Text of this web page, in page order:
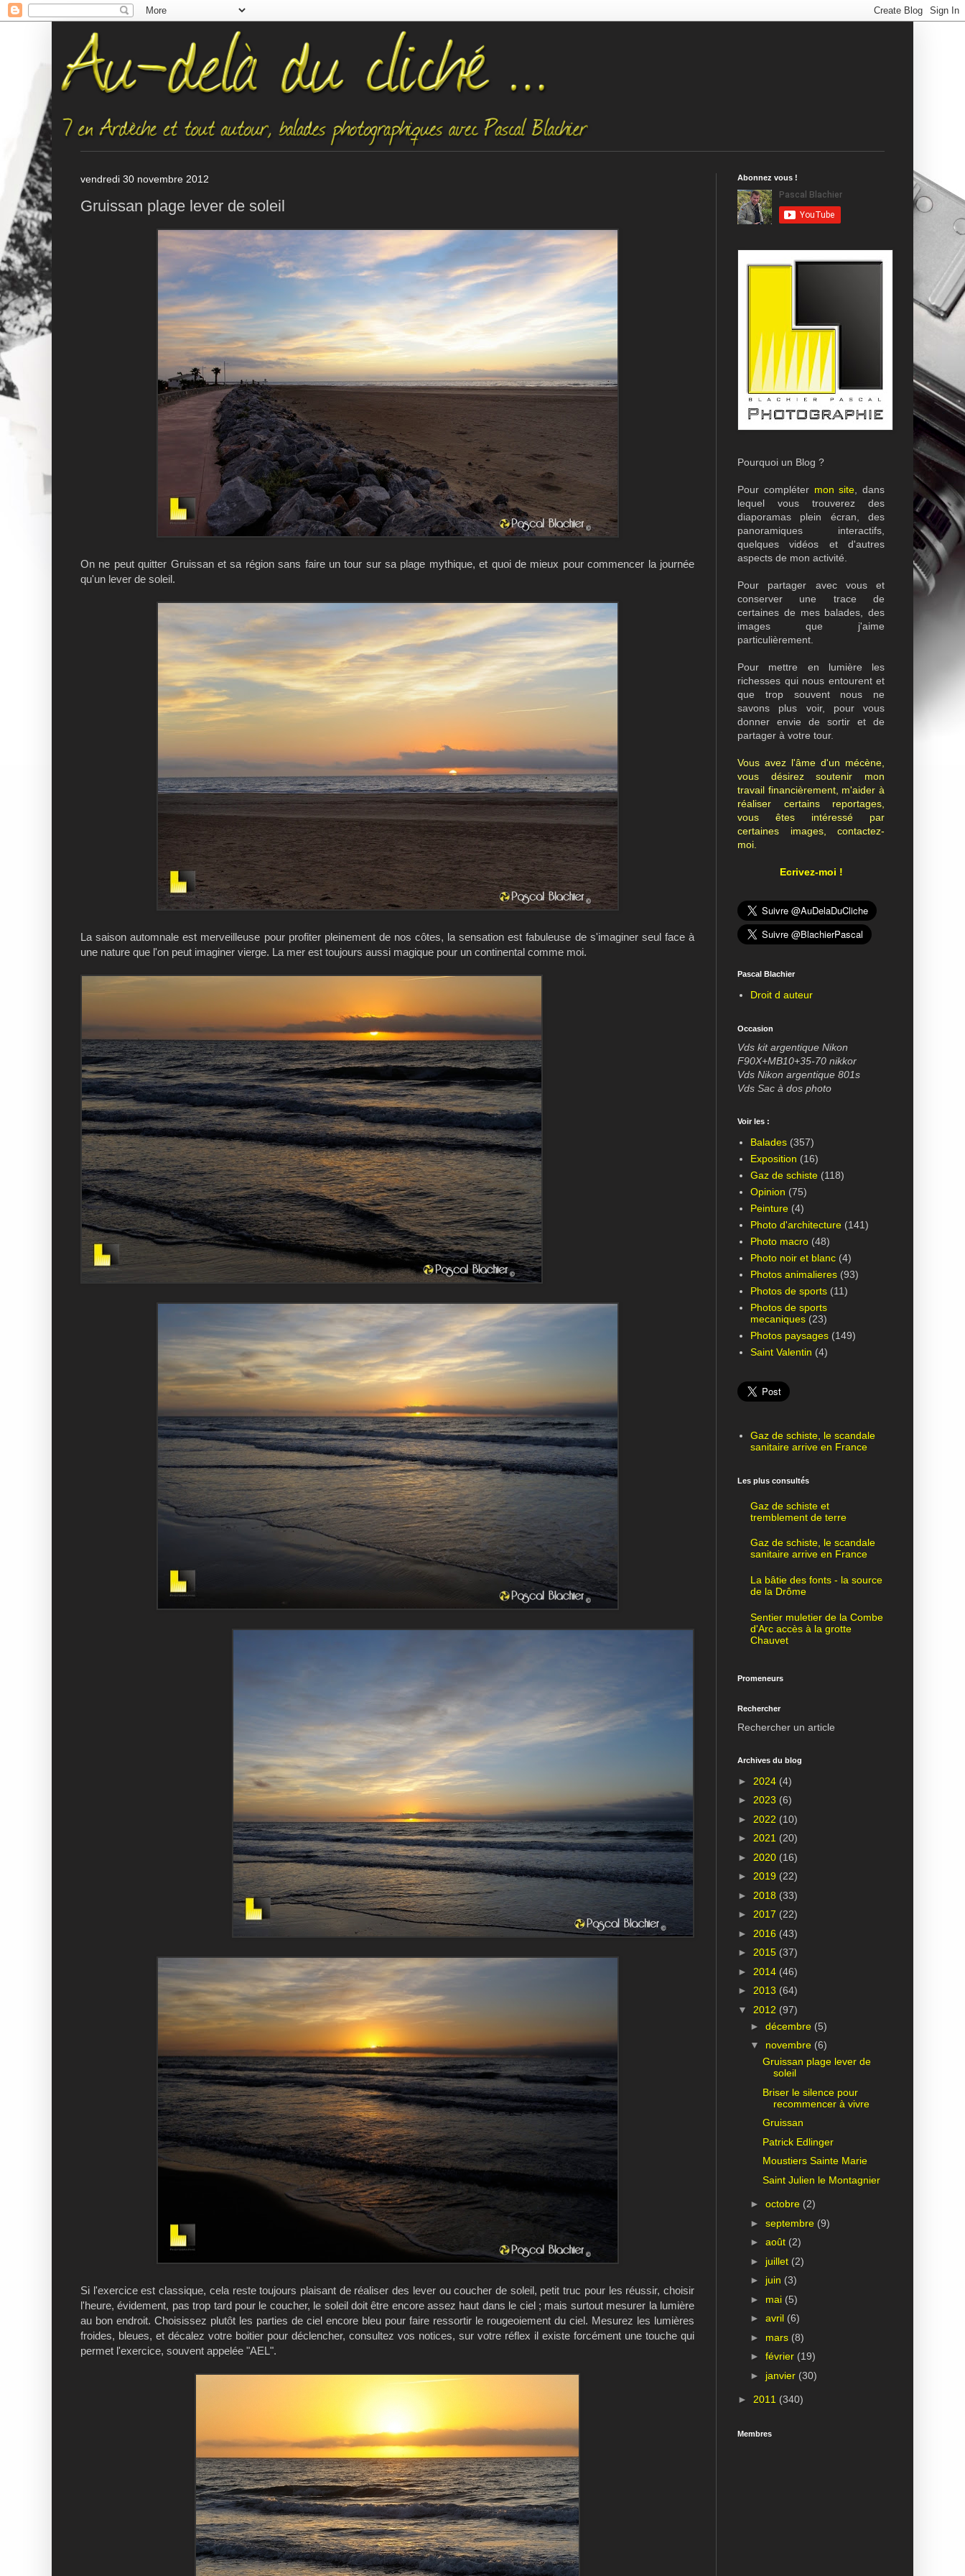
vendredi 30 novembre 2012
Gruissan plage lever de soleil
On ne peut quitter Gruissan et sa région sans faire un tour sur sa plage mythique, et quoi de mieux pour commencer la journée
qu'un lever de soleil.
La saison automnale est merveilleuse pour profiter pleinement de nos côtes, la sensation est fabuleuse de s'imaginer seul face à
une nature que l'on peut imaginer vierge. La mer est toujours aussi magique pour un continental comme moi.
Si l'exercice est classique, cela reste toujours plaisant de réaliser des lever ou coucher de soleil, petit truc pour les réussir, choisir
l'heure, évidement, pas trop tard pour le coucher, le soleil doit être encore assez haut dans le ciel ; mais surtout mesurer la lumière
au bon endroit. Choisissez plutôt les parties de ciel encore bleu pour faire ressortir le rougeoiement du ciel. Mesurez les lumières
froides, bleues, et décalez votre boitier pour déclencher, consultez vos notices, sur votre réflex il existe forcément une touche qui
permet l'exercice, souvent appelée "AEL".
Abonnez vous !
Pourquoi un Blog ?
Pour compléter mon site , dans
lequel vous trouverez des
diaporamas plein écran, des
panoramiques interactifs,
quelques vidéos et d'autres
aspects de mon activité.
Pour partager avec vous et
conserver une trace de
certaines de mes balades, des
images que j'aime
particulièrement.
Pour mettre en lumière les
richesses qui nous entourent et
que trop souvent nous ne
savons plus voir, pour vous
donner envie de sortir et de
partager à votre tour.
Vous avez l'âme d'un mécène,
vous désirez soutenir mon
travail financièrement, m'aider à
réaliser certains reportages,
vous êtes intéressé par
certaines images, contactez-
moi.
Ecrivez-moi !
Pascal Blachier
Droit d auteur
Occasion
Vds kit argentique Nikon
F90X+MB10+35-70 nikkor
Vds Nikon argentique 801s
Vds Sac à dos photo
Voir les :
Balades (357)
Exposition (16)
Gaz de schiste (118)
Opinion (75)
Peinture (4)
Photo d'architecture (141)
Photo macro (48)
Photo noir et blanc (4)
Photos animalieres (93)
Photos de sports (11)
Photos de sports
mecaniques (23)
Photos paysages (149)
Saint Valentin (4)
Gaz de schiste, le scandale
sanitaire arrive en France
Les plus consultés
Gaz de schiste et
tremblement de terre
Gaz de schiste, le scandale
sanitaire arrive en France
La bâtie des fonts - la source
de la Drôme
Sentier muletier de la Combe
d'Arc accès à la grotte
Chauvet
Promeneurs
Rechercher
Rechercher un article
Archives du blog
► 2024 (4)
► 2023 (6)
► 2022 (10)
► 2021 (20)
► 2020 (16)
► 2019 (22)
► 2018 (33)
► 2017 (22)
► 2016 (43)
► 2015 (37)
► 2014 (46)
► 2013 (64)
▼ 2012 (97)
► décembre (5)
▼ novembre (6)
Gruissan plage lever de
soleil
Briser le silence pour
recommencer à vivre
Gruissan
Patrick Edlinger
Moustiers Sainte Marie
Saint Julien le Montagnier
► octobre (2)
► septembre (9)
► août (2)
► juillet (2)
► juin (3)
► mai (5)
► avril (6)
► mars (8)
► février (19)
► janvier (30)
► 2011 (340)
Membres